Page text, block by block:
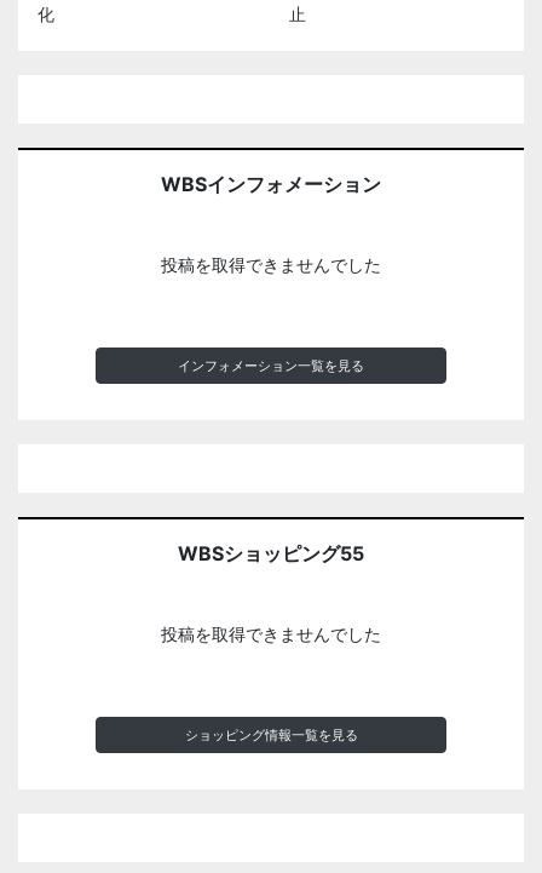
化 止
WBSインフォメーション
投稿を取得できませんでした
インフォメーション一覧を見る
WBSショッピング55
投稿を取得できませんでした
ショッピング情報一覧を見る